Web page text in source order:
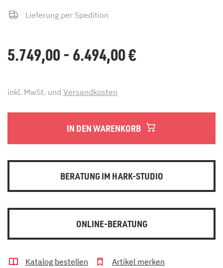
Lieferung per Spedition
5.749,00 - 6.494,00€
inkl. MwSt. und Versandkosten
IN DEN WARENKORB
BERATUNG IM HARK-STUDIO
ONLINE-BERATUNG
Katalog bestellen
Artikel merken